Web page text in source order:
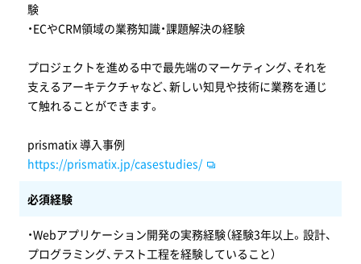
験
・ECやCRM領域の業務知識・課題解決の経験
プロジェクトを進める中で最先端のマーケティング、それを
支えるアーキテクチャなど、新しい知見や技術に業務を通じ
て触れることができます。
prismatix 導入事例
https://prismatix.jp/casestudies/
必須経験
・Webアプリケーション開発の実務経験（経験3年以上。設計、
プログラミング、テスト工程を経験していること）